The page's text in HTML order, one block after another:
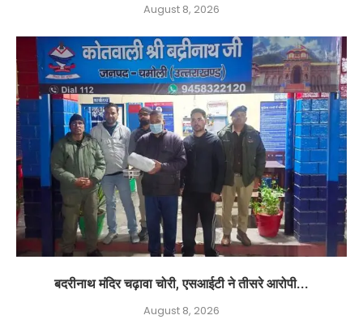
August 8, 2026
बदरीनाथ मंदिर चढ़ावा चोरी, एसआईटी ने तीसरे आरोपी...
August 8, 2026